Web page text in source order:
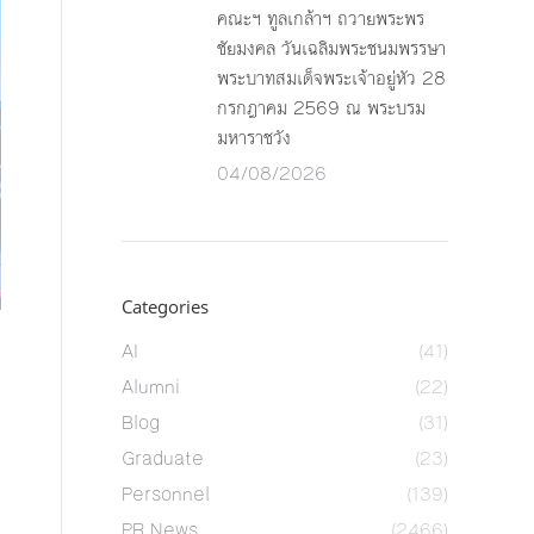
คณะฯ ทูลเกล้าฯ ถวายพระพร
ชัยมงคล วันเฉลิมพระชนมพรรษา
พระบาทสมเด็จพระเจ้าอยู่หัว 28
กรกฎาคม 2569 ณ พระบรม
มหาราชวัง
04/08/2026
Categories
AI
(41)
Alumni
(22)
Blog
(31)
Graduate
(23)
Personnel
(139)